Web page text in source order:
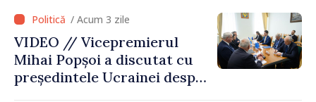
de securitatea Ucrainei”
/ Acum 3 zile
VIDEO // Vicepremierul
Mihai Popșoi a discutat cu
președintele Ucrainei despre